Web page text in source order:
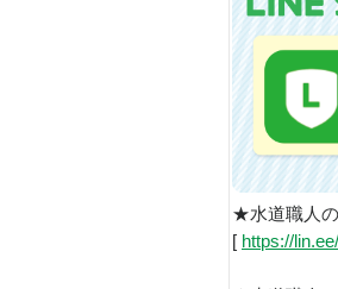
★水道職人の
[ https://